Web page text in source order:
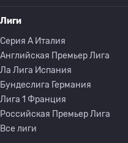
Лиги
Серия A Италия
Английская Премьер Лига
Ла Лига Испания
Бундеслига Германия
Лига 1 Франция
Российская Премьер Лига
Все лиги